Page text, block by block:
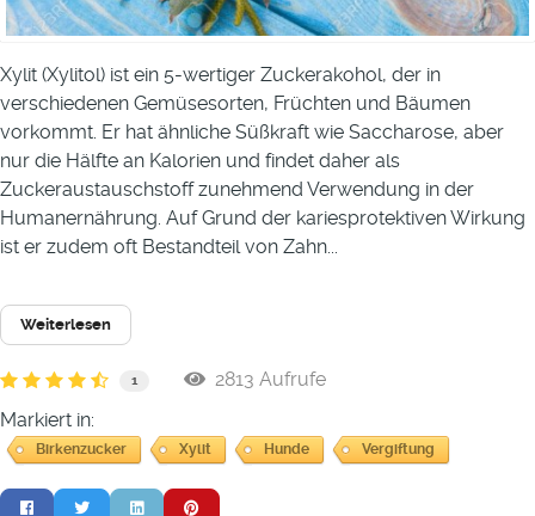
Xylit (Xylitol) ist ein 5-wertiger Zuckerakohol, der in
verschiedenen Gemüsesorten, Früchten und Bäumen
vorkommt. Er hat ähnliche Süßkraft wie Saccharose, aber
nur die Hälfte an Kalorien und findet daher als
Zuckeraustauschstoff zunehmend Verwendung in der
Humanernährung. Auf Grund der kariesprotektiven Wirkung
ist er zudem oft Bestandteil von Zahn...
Weiterlesen
1
2813 Aufrufe
Markiert in:
Birkenzucker Xylit Hunde Vergiftung